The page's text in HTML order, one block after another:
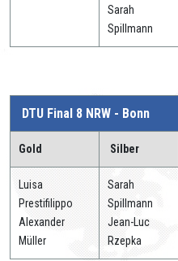
Sarah
Spillmann
DTU Final 8 NRW - Bonn
Gold Silber
Luisa
Prestifilippo
Alexander
Müller
Sarah
Spillmann
Jean-Luc
Rzepka